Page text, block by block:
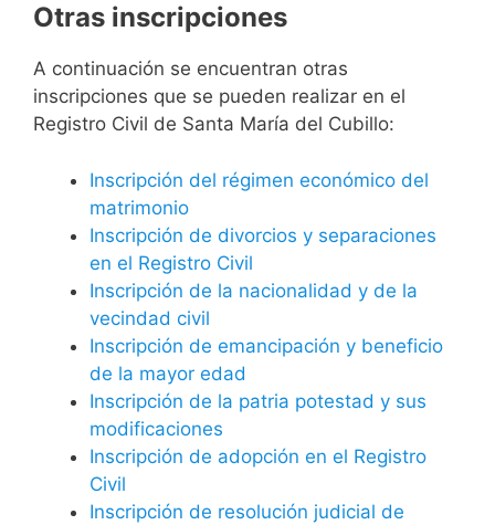
Otras inscripciones
A continuación se encuentran otras
inscripciones que se pueden realizar en el
Registro Civil de Santa María del Cubillo:
Inscripción del régimen económico del
matrimonio
Inscripción de divorcios y separaciones
en el Registro Civil
Inscripción de la nacionalidad y de la
vecindad civil
Inscripción de emancipación y beneficio
de la mayor edad
Inscripción de la patria potestad y sus
modificaciones
Inscripción de adopción en el Registro
Civil
Inscripción de resolución judicial de